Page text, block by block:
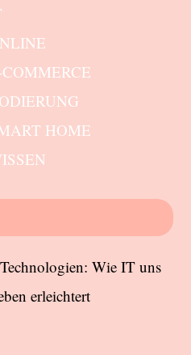
HOME
Wie IT uns
erleichtert